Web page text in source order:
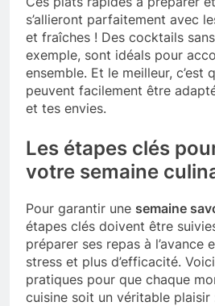
s’allieront parfaitement avec
et fraîches ! Des cocktails
exemple, sont idéals pour
ensemble. Et le meilleur, c’est
peuvent facilement être
et tes envies.
Les étapes clés
votre semaine
Pour garantir une semaine
étapes clés doivent être
préparer ses repas à l’avance
stress et plus d’efficacité.
pratiques pour que chaque
cuisine soit un véritable plaisir